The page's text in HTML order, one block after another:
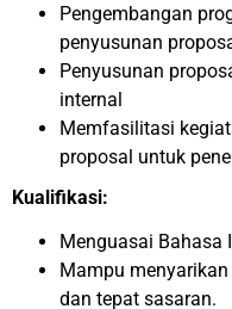
Pengembangan
penyusunan
Penyusunan
internal
Memfasilitasi
proposal untuk
Kualifikasi:
Menguasai Bahasa
Mampu
dan tepat sasaran.